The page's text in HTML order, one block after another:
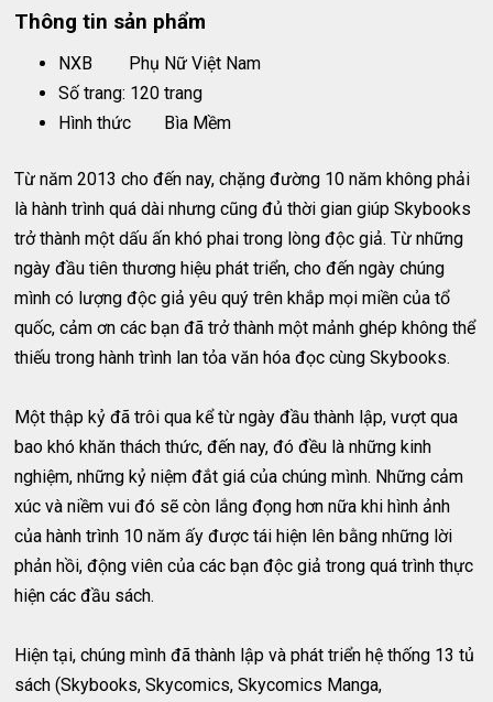
Thông tin sản phẩm
NXB
Phụ Nữ Việt Nam
Số trang: 120 trang
Hình thức
Bìa Mềm
Từ năm 2013 cho đến nay, chặng đường 10 năm không phải
là hành trình quá dài nhưng cũng đủ thời gian giúp Skybooks
trở thành một dấu ấn khó phai trong lòng độc giả. Từ những
ngày đầu tiên thương hiệu phát triển, cho đến ngày chúng
mình có lượng độc giả yêu quý trên khắp mọi miền của tổ
quốc, cảm ơn các bạn đã trở thành một mảnh ghép không thể
thiếu trong hành trình lan tỏa văn hóa đọc cùng Skybooks.
Một thập kỷ đã trôi qua kể từ ngày đầu thành lập, vượt qua
bao khó khăn thách thức, đến nay, đó đều là những kinh
nghiệm, những kỷ niệm đắt giá của chúng mình. Những cảm
xúc và niềm vui đó sẽ còn lắng đọng hơn nữa khi hình ảnh
của hành trình 10 năm ấy được tái hiện lên bằng những lời
phản hồi, động viên của các bạn độc giả trong quá trình thực
hiện các đầu sách.
Hiện tại, chúng mình đã thành lập và phát triển hệ thống 13 tủ
sách (Skybooks, Skycomics, Skycomics Manga,